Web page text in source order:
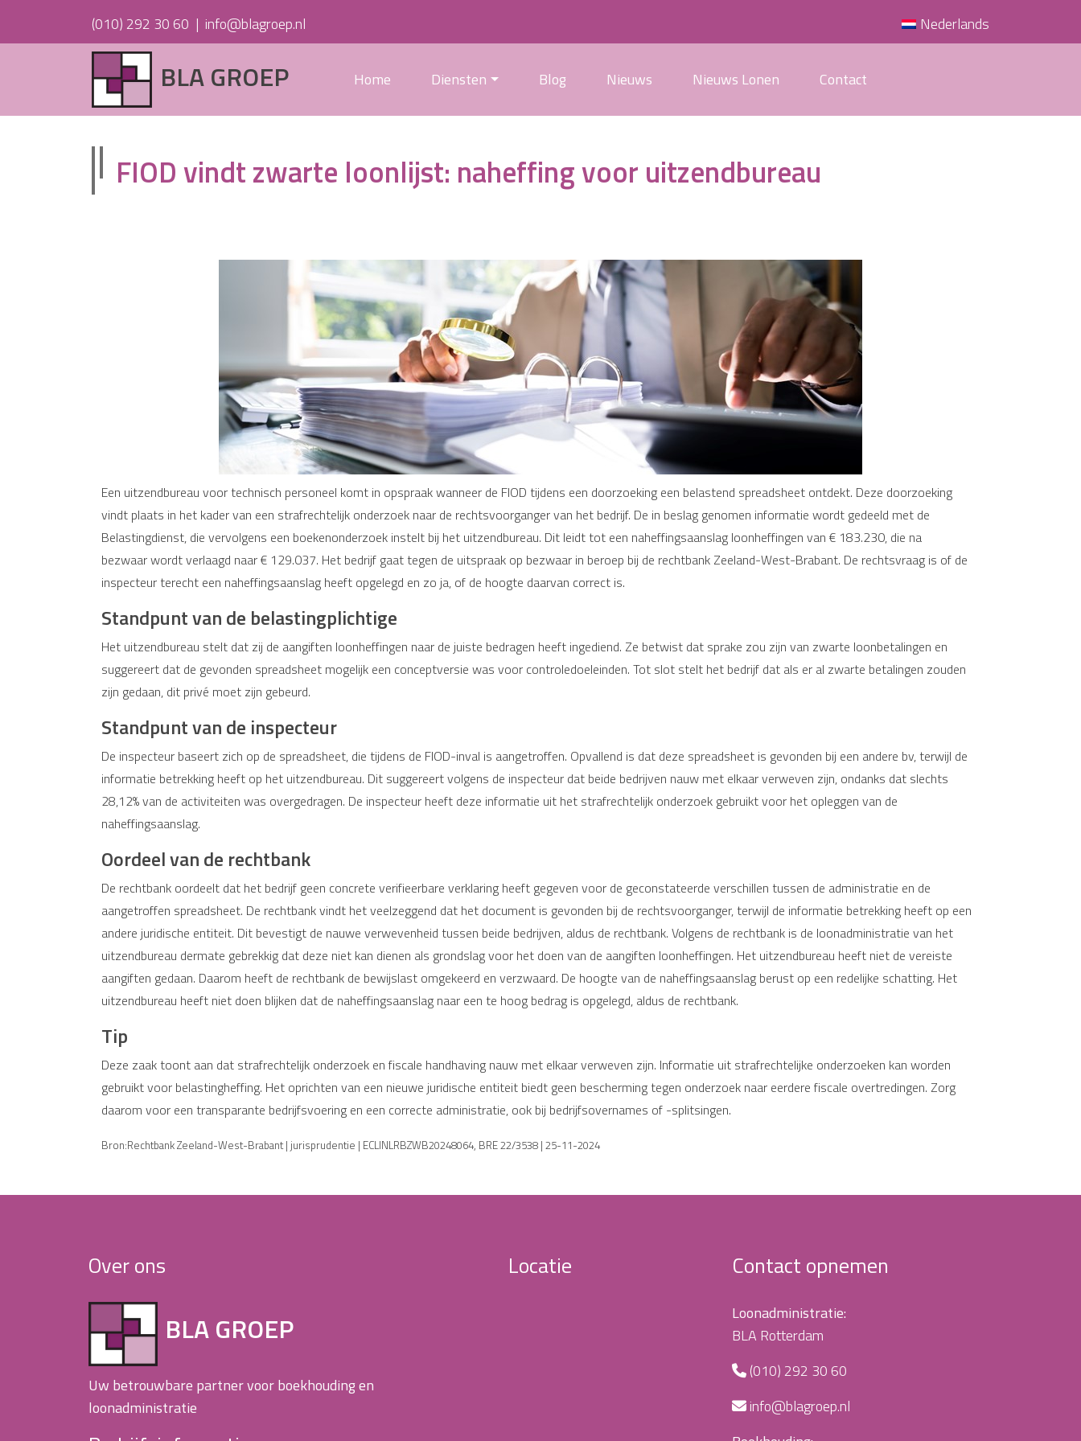
(010) 292 30 60 | info@blagroep.nl Nederlands
BLA GROEP Home Diensten Blog Nieuws Nieuws Lonen Contact
FIOD vindt zwarte loonlijst: naheffing voor uitzendbureau
Een uitzendbureau voor technisch personeel komt in opspraak wanneer de FIOD tijdens een doorzoeking een belastend spreadsheet ontdekt. Deze doorzoeking
vindt plaats in het kader van een strafrechtelijk onderzoek naar de rechtsvoorganger van het bedrijf. De in beslag genomen informatie wordt gedeeld met de
Belastingdienst, die vervolgens een boekenonderzoek instelt bij het uitzendbureau. Dit leidt tot een naheffingsaanslag loonheffingen van € 183.230, die na
bezwaar wordt verlaagd naar € 129.037. Het bedrijf gaat tegen de uitspraak op bezwaar in beroep bij de rechtbank Zeeland-West-Brabant. De rechtsvraag is of de
inspecteur terecht een naheffingsaanslag heeft opgelegd en zo ja, of de hoogte daarvan correct is.
Standpunt van de belastingplichtige
Het uitzendbureau stelt dat zij de aangiften loonheffingen naar de juiste bedragen heeft ingediend. Ze betwist dat sprake zou zijn van zwarte loonbetalingen en
suggereert dat de gevonden spreadsheet mogelijk een conceptversie was voor controledoeleinden. Tot slot stelt het bedrijf dat als er al zwarte betalingen zouden
zijn gedaan, dit privé moet zijn gebeurd.
Standpunt van de inspecteur
De inspecteur baseert zich op de spreadsheet, die tijdens de FIOD-inval is aangetroffen. Opvallend is dat deze spreadsheet is gevonden bij een andere bv, terwijl de
informatie betrekking heeft op het uitzendbureau. Dit suggereert volgens de inspecteur dat beide bedrijven nauw met elkaar verweven zijn, ondanks dat slechts
28,12% van de activiteiten was overgedragen. De inspecteur heeft deze informatie uit het strafrechtelijk onderzoek gebruikt voor het opleggen van de
naheffingsaanslag.
Oordeel van de rechtbank
De rechtbank oordeelt dat het bedrijf geen concrete verifieerbare verklaring heeft gegeven voor de geconstateerde verschillen tussen de administratie en de
aangetroffen spreadsheet. De rechtbank vindt het veelzeggend dat het document is gevonden bij de rechtsvoorganger, terwijl de informatie betrekking heeft op een
andere juridische entiteit. Dit bevestigt de nauwe verwevenheid tussen beide bedrijven, aldus de rechtbank. Volgens de rechtbank is de loonadministratie van het
uitzendbureau dermate gebrekkig dat deze niet kan dienen als grondslag voor het doen van de aangiften loonheffingen. Het uitzendbureau heeft niet de vereiste
aangiften gedaan. Daarom heeft de rechtbank de bewijslast omgekeerd en verzwaard. De hoogte van de naheffingsaanslag berust op een redelijke schatting. Het
uitzendbureau heeft niet doen blijken dat de naheffingsaanslag naar een te hoog bedrag is opgelegd, aldus de rechtbank.
Tip
Deze zaak toont aan dat strafrechtelijk onderzoek en fiscale handhaving nauw met elkaar verweven zijn. Informatie uit strafrechtelijke onderzoeken kan worden
gebruikt voor belastingheffing. Het oprichten van een nieuwe juridische entiteit biedt geen bescherming tegen onderzoek naar eerdere fiscale overtredingen. Zorg
daarom voor een transparante bedrijfsvoering en een correcte administratie, ook bij bedrijfsovernames of -splitsingen.
Bron:Rechtbank Zeeland-West-Brabant | jurisprudentie | ECLINLRBZWB20248064, BRE 22/3538 | 25-11-2024
Over ons
BLA GROEP
Uw betrouwbare partner voor boekhouding en
loonadministratie
Locatie Contact opnemen
Loonadministratie:
BLA Rotterdam
(010) 292 30 60
info@blagroep.nl